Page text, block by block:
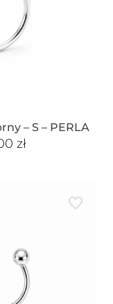
– S – PERLA
zł